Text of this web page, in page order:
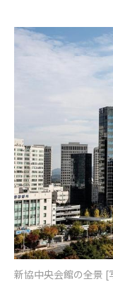
新協中央会館の全景 [